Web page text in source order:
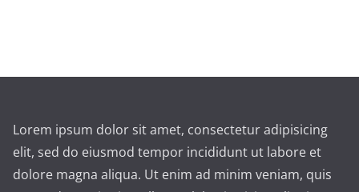
Lorem ipsum dolor sit amet, consectetur adipisicing
elit, sed do eiusmod tempor incididunt ut labore et
dolore magna aliqua. Ut enim ad minim veniam, quis